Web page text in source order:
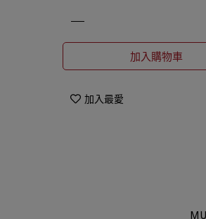
加入購物車
加入最愛